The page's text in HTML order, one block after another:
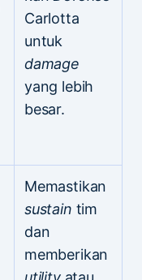
Carlotta
untuk
damage
yang lebih
besar.
Memastikan
sustain tim
dan
memberikan